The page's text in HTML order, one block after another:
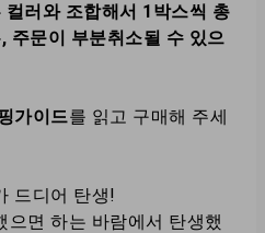
러와 조합해서 1박스씩 총
주문이 부분취소될 수 있으
가이드를 읽고 구매해 주세
드디어 탄생!
으면 하는 바람에서 탄생했